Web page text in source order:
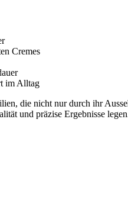
Cremes
im Alltag
die nicht nur durch ihr
und präzise Ergebnisse